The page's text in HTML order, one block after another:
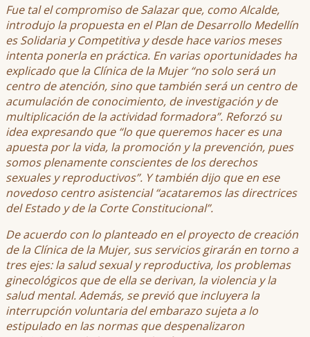
Fue tal el compromiso de Salazar que, como Alcalde,
introdujo la propuesta en el Plan de Desarrollo Medellín
es Solidaria y Competitiva y desde hace varios meses
intenta ponerla en práctica. En varias oportunidades ha
explicado que la Clínica de la Mujer “no solo será un
centro de atención, sino que también será un centro de
acumulación de conocimiento, de investigación y de
multiplicación de la actividad formadora”. Reforzó su
idea expresando que “lo que queremos hacer es una
apuesta por la vida, la promoción y la prevención, pues
somos plenamente conscientes de los derechos
sexuales y reproductivos”. Y también dijo que en ese
novedoso centro asistencial “acataremos las directrices
del Estado y de la Corte Constitucional”.
De acuerdo con lo planteado en el proyecto de creación
de la Clínica de la Mujer, sus servicios girarán en torno a
tres ejes: la salud sexual y reproductiva, los problemas
ginecológicos que de ella se derivan, la violencia y la
salud mental. Además, se previó que incluyera la
interrupción voluntaria del embarazo sujeta a lo
estipulado en las normas que despenalizaron